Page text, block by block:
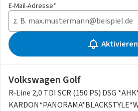
E-Mail-Adresse*
Aktivieren
Volkswagen Golf
R-Line 2,0 TDI SCR (150 PS) DSG